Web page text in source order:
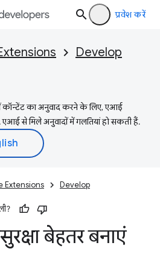
प्रवेश करें
Develop
कॉन्टेंट का अनुवाद करने के लिए, एआई
से मिले अनुवादों में गलतियां हो सकती हैं.
Extensions Develop
बेहतर बनाएं